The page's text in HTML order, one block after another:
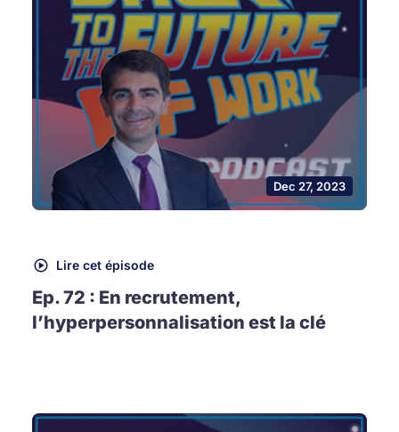
Dec 27, 2023
Lire cet épisode
Ep. 72 : En recrutement,
l’hyperpersonnalisation est la clé